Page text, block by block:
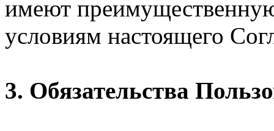
имеют
условиям настоящего
3. Обязательства